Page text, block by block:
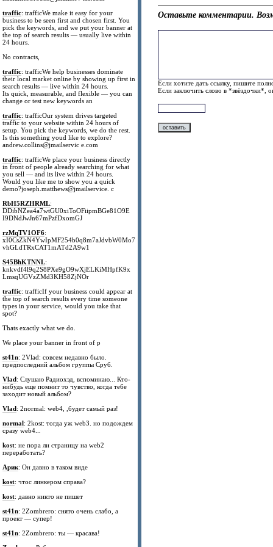
traffic: trafficWe make it easy for your
business to be seen first and chosen first. You
pick the keywords, and we put your banner at
the top of search results — usually live within
24 hours.
No contracts,
traffic: trafficWe help businesses dominate
their local market online by showing up first in
search results — live within 24 hours.
Its quick, measurable, and flexible — you can
change or test new keywords an
traffic: trafficOur system drives targeted
traffic to your website within 24 hours of
setup. You pick the keywords, we do the rest.
Is this something youd like to explore?
andrew.collins@jmailservic e.com
traffic: trafficWe place your business directly
in front of people already searching for what
you sell — and its live within 24 hours.
Would you like me to show you a quick
demo?joseph.matthews@jmailservice. c
RbH5RZHRML:
DDibNZea4a7wtGU0xiToOFiipmBGe81O9E
I9DNdJwJn67mPzfDxomGJ
rzMqTV1OF6:
xI0CsZkN4YwIpMF254b0q8m7aJdvbW0Mo7
vhGLdTRxCAT1mATd2A9w1
S45BhKTNNL:
knkvdf4l9q2S8PXe9gO9wXjELKiMHpfK9x
LmsqUGVzZMd3KH58ZjNOr
traffic: trafficIf your business could appear at
the top of search results every time someone
types in your service, would you take that
spot?
Thats exactly what we do.
We place your banner in front of p
st41n: 2Vlad: совсем недавно было.
предпоследний альбом группы Сруб.
Vlad: Слушаю Радиохэд, вспоминаю... Кто-
нибудь еще помнит то чувство, когда тебе
заходит новый альбом?
Vlad: 2normal: web4, ,будет самый раз!
normal: 2kost: тогда уж web3. но подождем
сразу web4...
kost: не пора ли страницу на web2
переработать?
Арик: Он давно в таком виде
kost: чтос линкером справа?
kost: давно никто не пишет
st41n: 2Zombrero: снято очень слабо, а
проект — супер!
st41n: 2Zombrero: ты — красава!
Оставьте комментарии.
Если хотите дать ссылку, пишите
Если заключить слово в *звёздочки*,